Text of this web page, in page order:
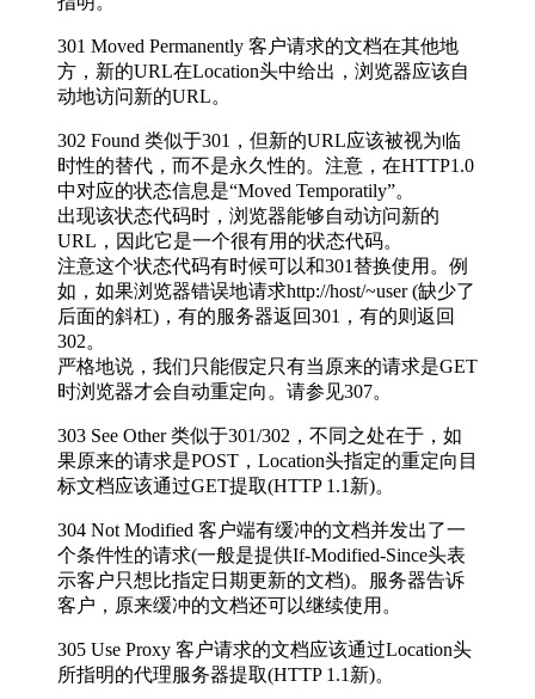
301 Moved Permanently 客户请求的文档在其他地
方，新的URL在Location头中给出，浏览器应该自
动地访问新的URL。
302 Found 类似于301，但新的URL应该被视为临
时性的替代，而不是永久性的。注意，在HTTP1.0
中对应的状态信息是“Moved Temporatily”。
出现该状态代码时，浏览器能够自动访问新的
URL，因此它是一个很有用的状态代码。
注意这个状态代码有时候可以和301替换使用。例
如，如果浏览器错误地请求http://host/~user (缺少了
后面的斜杠)，有的服务器返回301，有的则返回
302。
严格地说，我们只能假定只有当原来的请求是GET
时浏览器才会自动重定向。请参见307。
303 See Other 类似于301/302，不同之处在于，如
果原来的请求是POST，Location头指定的重定向目
标文档应该通过GET提取(HTTP 1.1新)。
304 Not Modified 客户端有缓冲的文档并发出了一
个条件性的请求(一般是提供If-Modified-Since头表
示客户只想比指定日期更新的文档)。服务器告诉
客户，原来缓冲的文档还可以继续使用。
305 Use Proxy 客户请求的文档应该通过Location头
所指明的代理服务器提取(HTTP 1.1新)。